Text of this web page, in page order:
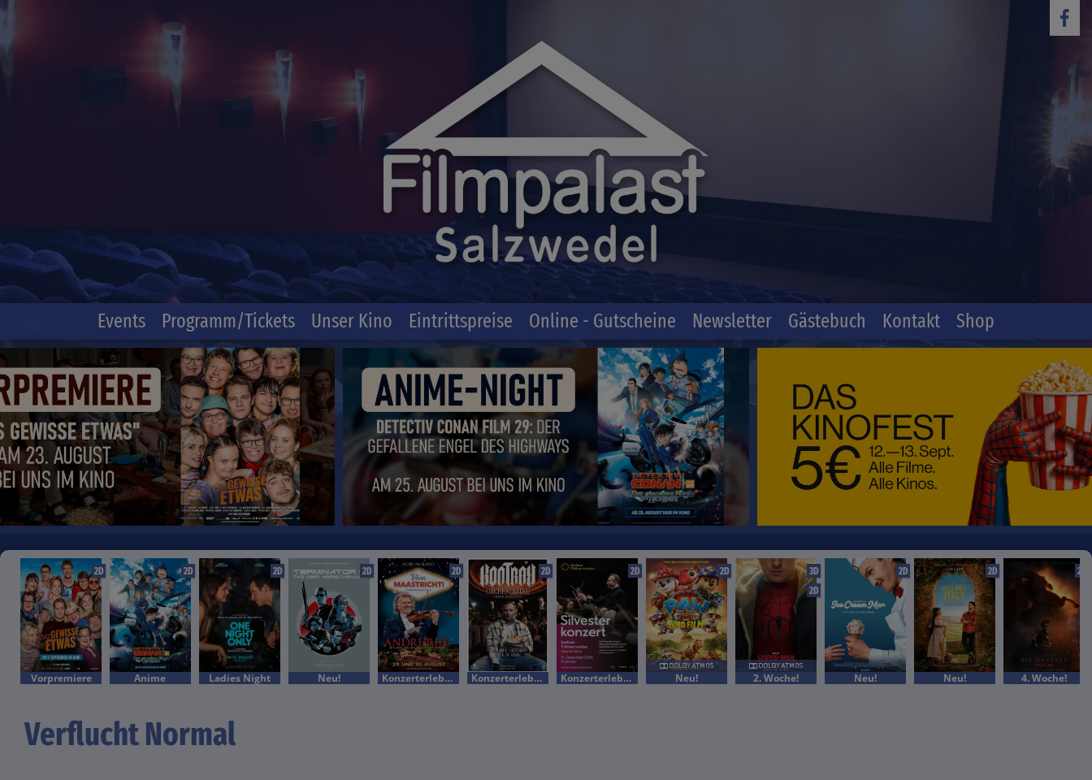
Events Programm/Tickets Unser Kino Eintrittspreise Online - Gutscheine Newsletter Gästebuch Kontakt Shop
2D
Vorpremiere
2D
Anime
2D
Ladies Night
2D
Neu!
2D
Konzerterlebnis
2D
Konzerterlebnis
2D
Konzerterlebnis
2D
Neu!
3D
2D
2. Woche!
2D
Neu!
2D
Neu!
2D
4. Woche!
Verflucht Normal